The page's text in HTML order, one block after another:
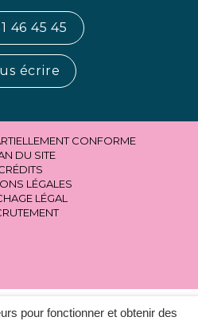
pour fonctionner et obtenir des
46 45 45
écrire
CONFORME
DU SITE
LÉGALES
LÉGAL